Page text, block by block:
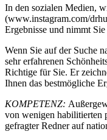
In den sozialen Medien,
(www.instagram.com/
Ergebnisse und nimmt
Wenn Sie auf der Suche
sehr erfahrenen
Richtige für Sie. Er
Ihnen das bestmögliche
KOMPETENZ:
von wenigen habilitierten
gefragter Redner auf